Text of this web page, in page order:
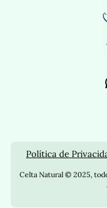
Política de
Celta Natural © 2025,